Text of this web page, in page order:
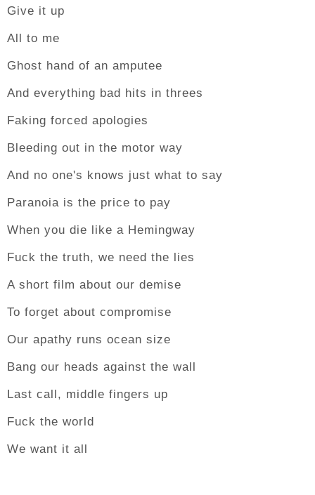
Give it up
All to me
Ghost hand of an amputee
And everything bad hits in threes
Faking forced apologies
Bleeding out in the motor way
And no one's knows just what to say
Paranoia is the price to pay
When you die like a Hemingway
Fuck the truth, we need the lies
A short film about our demise
To forget about compromise
Our apathy runs ocean size
Bang our heads against the wall
Last call, middle fingers up
Fuck the world
We want it all